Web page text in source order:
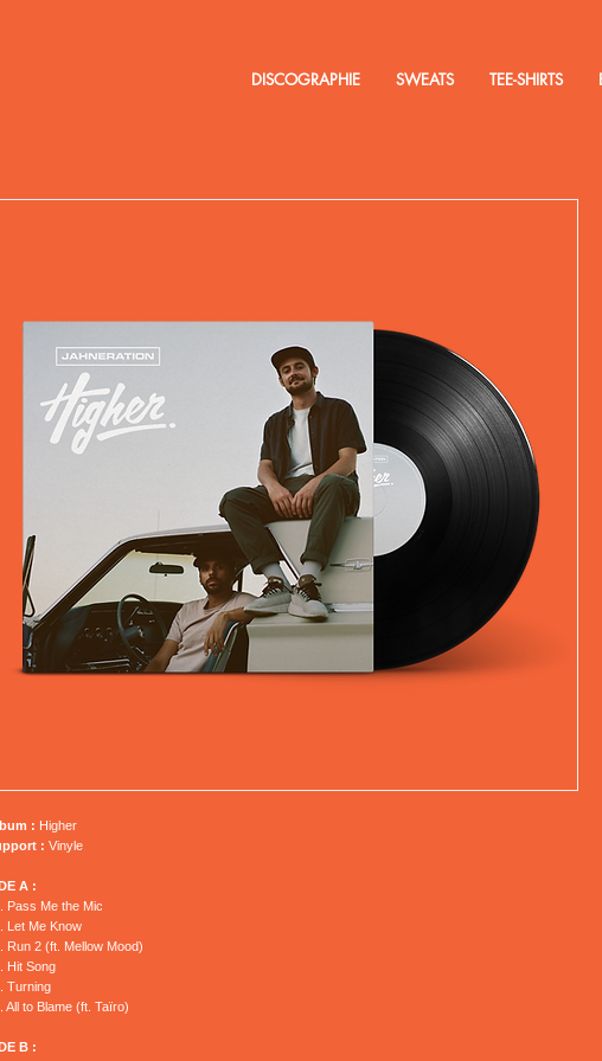
DISCOGRAPHIE SWEATS TEE-SHIRTS
: Higher
: Vinyle
A :
Pass Me the Mic
Let Me Know
Run 2 (ft. Mellow Mood)
Hit Song
Turning
All to Blame (ft. Taïro)
B :